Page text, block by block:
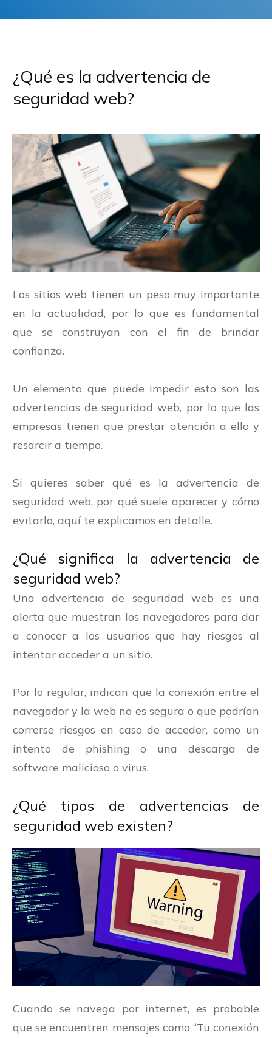
¿Qué es la advertencia de
seguridad web?
Los sitios web tienen un peso muy importante
en la actualidad, por lo que es fundamental
que se construyan con el fin de brindar
confianza.
Un elemento que puede impedir esto son las
advertencias de seguridad web, por lo que las
empresas tienen que prestar atención a ello y
resarcir a tiempo.
Si quieres saber qué es la advertencia de
seguridad web, por qué suele aparecer y cómo
evitarlo, aquí te explicamos en detalle.
¿Qué significa la advertencia de
seguridad web?
Una advertencia de seguridad web es una
alerta que muestran los navegadores para dar
a conocer a los usuarios que hay riesgos al
intentar acceder a un sitio.
Por lo regular, indican que la conexión entre el
navegador y la web no es segura o que podrían
correrse riesgos en caso de acceder, como un
intento de phishing o una descarga de
software malicioso o virus.
¿Qué tipos de advertencias de
seguridad web existen?
Cuando se navega por internet, es probable
que se encuentren mensajes como “Tu conexión